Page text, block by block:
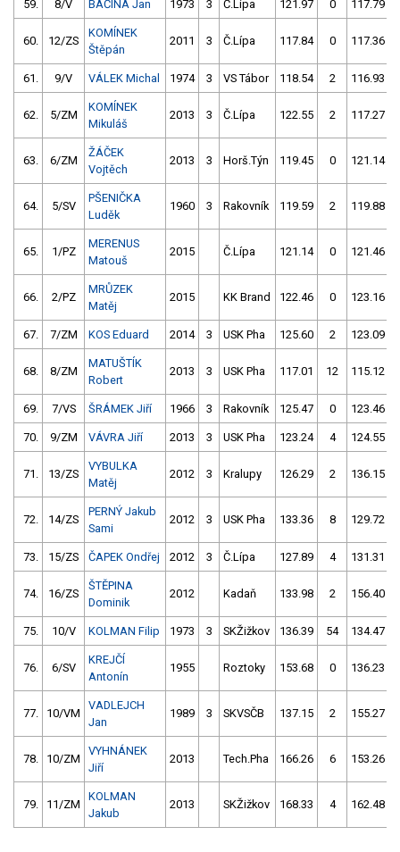
59. 8/V BAČINA Jan 1973 3 Č.Lípa 121.97 0 117.79
60. 12/ZS
KOMÍNEK
Štěpán
2011 3 Č.Lípa 117.84 0 117.36
61. 9/V VÁLEK Michal 1974 3 VS Tábor 118.54 2 116.93
62. 5/ZM
KOMÍNEK
Mikuláš
2013 3 Č.Lípa 122.55 2 117.27
63. 6/ZM
ŽÁČEK
Vojtěch
2013 3 Horš.Týn 119.45 0 121.14
64. 5/SV
PŠENIČKA
Luděk
1960 3 Rakovník 119.59 2 119.88
65. 1/PZ
MERENUS
Matouš
2015 Č.Lípa 121.14 0 121.46
66. 2/PZ
MRŮZEK
Matěj
2015 KK Brand 122.46 0 123.16
67. 7/ZM KOS Eduard 2014 3 USK Pha 125.60 2 123.09
68. 8/ZM
MATUŠTÍK
Robert
2013 3 USK Pha 117.01 12 115.12
69. 7/VS ŠRÁMEK Jiří 1966 3 Rakovník 125.47 0 123.46
70. 9/ZM VÁVRA Jiří 2013 3 USK Pha 123.24 4 124.55
71. 13/ZS
VYBULKA
Matěj
2012 3 Kralupy 126.29 2 136.15
72. 14/ZS
PERNÝ Jakub
Sami
2012 3 USK Pha 133.36 8 129.72
73. 15/ZS ČAPEK Ondřej 2012 3 Č.Lípa 127.89 4 131.31
74. 16/ZS
ŠTĚPINA
Dominik
2012 Kadaň 133.98 2 156.40
75. 10/V KOLMAN Filip 1973 3 SKŽižkov 136.39 54 134.47
76. 6/SV
KREJČÍ
Antonín
1955 Roztoky 153.68 0 136.23
77. 10/VM
VADLEJCH
Jan
1989 3 SKVSČB 137.15 2 155.27
78. 10/ZM
VYHNÁNEK
Jiří
2013 Tech.Pha 166.26 6 153.26
79. 11/ZM
KOLMAN
Jakub
2013 SKŽižkov 168.33 4 162.48